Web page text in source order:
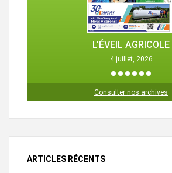
L'ÉVEIL AGRICOLE
4 juillet, 2026
1 2 3 4 5
Consulter nos archives
ARTICLES RÉCENTS